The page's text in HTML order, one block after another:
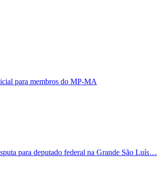
para membros do MP-MA
para deputado federal na Grande São Luís…